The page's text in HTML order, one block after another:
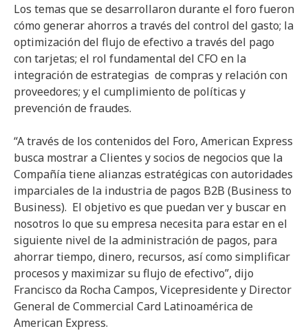
Los temas que se desarrollaron durante el foro fueron
cómo generar ahorros a través del control del gasto; la
optimización del flujo de efectivo a través del pago
con tarjetas; el rol fundamental del CFO en la
integración de estrategias de compras y relación con
proveedores; y el cumplimiento de políticas y
prevención de fraudes.
“A través de los contenidos del Foro, American Express
busca mostrar a Clientes y socios de negocios que la
Compañía tiene alianzas estratégicas con autoridades
imparciales de la industria de pagos B2B (Business to
Business). El objetivo es que puedan ver y buscar en
nosotros lo que su empresa necesita para estar en el
siguiente nivel de la administración de pagos, para
ahorrar tiempo, dinero, recursos, así como simplificar
procesos y maximizar su flujo de efectivo”, dijo
Francisco da Rocha Campos, Vicepresidente y Director
General de Commercial Card Latinoamérica de
American Express.